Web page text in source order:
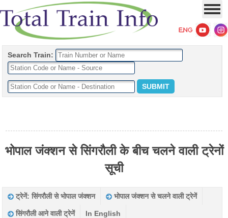
Search Train:
भोपाल जंक्शन से सिंगरौली के बीच चलने वाली ट्रेनों
सूची
ट्रेनें: सिंगरौली से भोपाल जंक्शन भोपाल जंक्शन से चलने वाली ट्रेनें
सिंगरौली आने वाली ट्रेनें In English